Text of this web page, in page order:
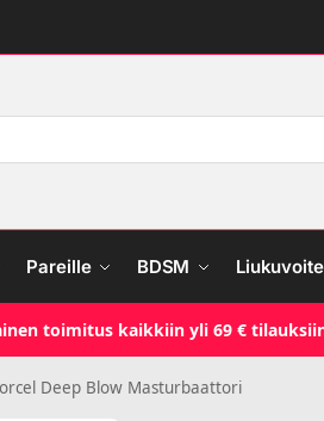
Pareille BDSM
toimitus kaikkiin yli 69 €
Deep Blow Masturbaattori